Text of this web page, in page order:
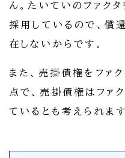
ん。たいていのファク
採用しているので、償
在しないからです。
また、売掛債権をファ
点で、売掛債権はファ
ているとも考えられます